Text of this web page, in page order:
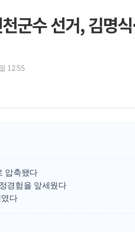
뉴욕증시 프리뷰, 美 고용 쇼크에 금리
[종합] 美 7월 고용 2만3000명 감소 '쇼
트럼프 "금리 내려야"…파월 때와 달리
특정 정치인 측근 포항시 정책특보 내정
군수 선거, 김명식
12:55
압축됐다
경험을 앞세웠다
다